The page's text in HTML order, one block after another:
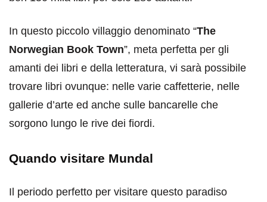
In questo piccolo villaggio denominato “The
Norwegian Book Town”, meta perfetta per gli
amanti dei libri e della letteratura, vi sarà possibile
trovare libri ovunque: nelle varie caffetterie, nelle
gallerie d’arte ed anche sulle bancarelle che
sorgono lungo le rive dei fiordi.
Quando visitare Mundal
Il periodo perfetto per visitare questo paradiso